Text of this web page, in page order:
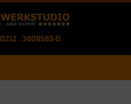
0212 . 3808583-0